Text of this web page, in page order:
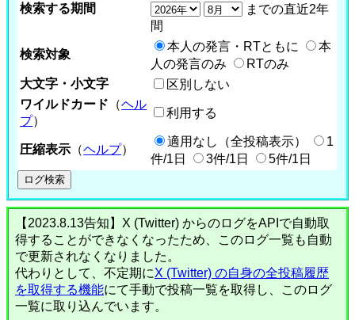
検索する期間
までの直近2年
間
検索対象
本人の発言・RTともに
本
人の発言のみ
RTのみ
大文字・小文字
区別しない
ワイルドカード （ヘル
プ）
利用する
圧縮表示 （ヘルプ）
適用なし（全投稿表示）
1
件/1日
3件/1日 5件/1日
【2023.8.13告知】X (Twitter) からのログをAPIで自動取
得することができなくなったため、このログ一覧も自動
で更新されなくなりました。
代わりとして、不定期にX (Twitter) の自身の全投稿履歴
を取得する機能にて手動で投稿一覧を取得し、このログ
一覧に取り込んでいます。